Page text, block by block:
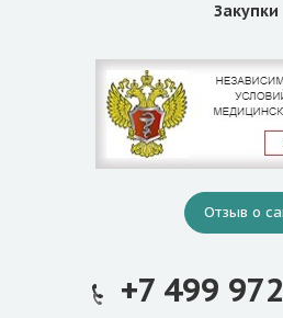
Закупки
Отзыв о
+7 499